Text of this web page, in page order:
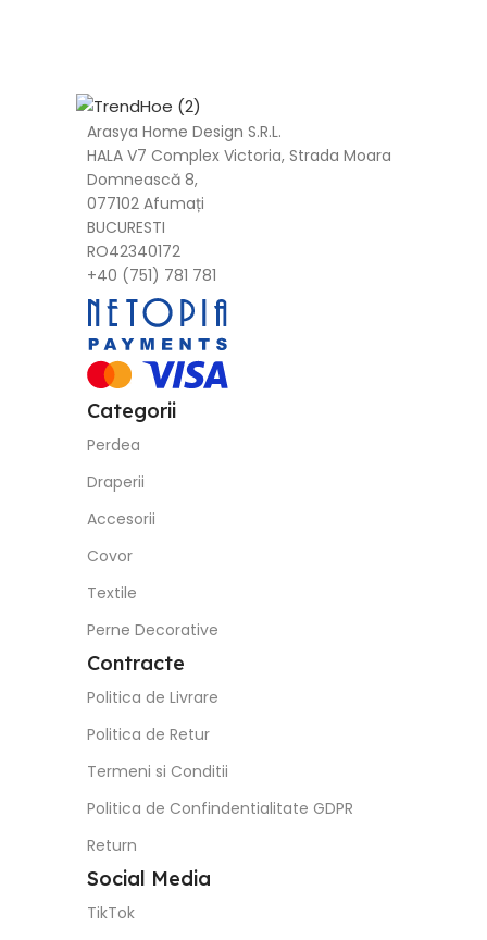
Arasya Home Design S.R.L.
HALA V7 Complex Victoria, Strada Moara
Domnească 8,
077102 Afumați
BUCURESTI
RO42340172
+40 (751) 781 781
Categorii
Perdea
Draperii
Accesorii
Covor
Textile
Perne Decorative
Contracte
Politica de Livrare
Politica de Retur
Termeni si Conditii
Politica de Confindentialitate GDPR
Return
Social Media
TikTok